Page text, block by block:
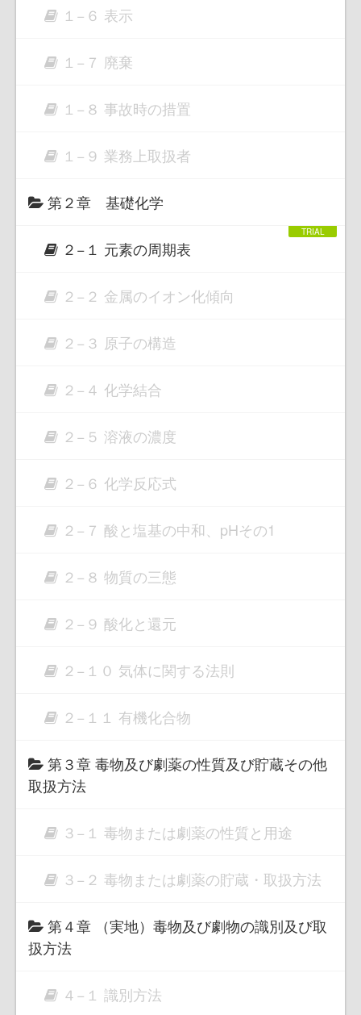
１−６ 表示
１−７ 廃棄
１−８ 事故時の措置
１−９ 業務上取扱者
第２章 基礎化学
２−１ 元素の周期表
２−２ 金属のイオン化傾向
２−３ 原子の構造
２−４ 化学結合
２−５ 溶液の濃度
２−６ 化学反応式
２−７ 酸と塩基の中和、pHその1
２−８ 物質の三態
２−９ 酸化と還元
２−１０ 気体に関する法則
２−１１ 有機化合物
第３章 毒物及び劇薬の性質及び貯蔵その他
取扱方法
３−１ 毒物または劇薬の性質と用途
３−２ 毒物または劇薬の貯蔵・取扱方法
第４章 （実地）毒物及び劇物の識別及び取
扱方法
４−１ 識別方法